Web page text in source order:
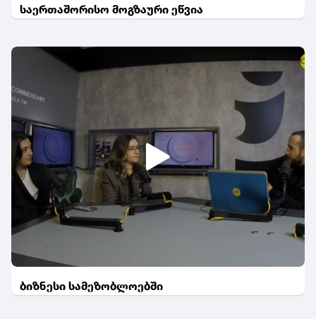
საერთაშორისო მოგზაური ეწვია
ბიზნესი სამეზობლოებში